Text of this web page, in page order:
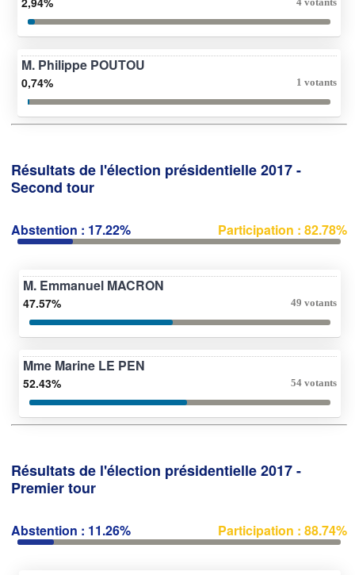
M. Philippe POUTOU
0,74% 1 votants
Résultats de l'élection présidentielle 2017 -
Second tour
Abstention : 17.22% Participation : 82.78%
M. Emmanuel MACRON
47.57% 49 votants
Mme Marine LE PEN
52.43% 54 votants
Résultats de l'élection présidentielle 2017 -
Premier tour
Abstention : 11.26% Participation : 88.74%